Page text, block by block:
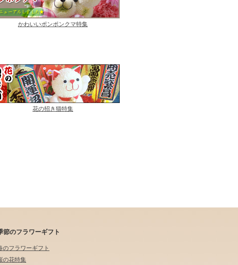
かわいいポンポンクマ特集
花の招き猫特集
節のフラワーギフト
のフラワーギフト
の花特集